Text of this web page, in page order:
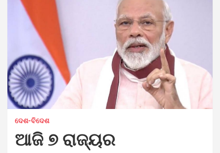
ଦେଶ-ବିଦେଶ
ଆଜି ୭ ରାଜ୍ୟର